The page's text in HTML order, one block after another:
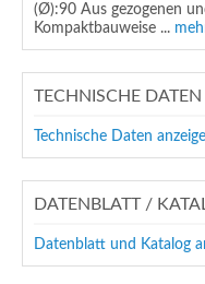
(Ø):90 Aus gezogenen
Kompaktbauweise ...
TECHNISCHE DATEN
Technische Daten
DATENBLATT /
Datenblatt und Katalog